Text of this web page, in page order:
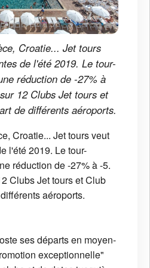
Croatie... Jet tours
de l'été 2019. Le tour-
réduction de -27% à
12 Clubs Jet tours et
de différents aéroports.
Croatie... Jet tours veut
l'été 2019. Le tour-
réduction de -27% à -5.
Clubs Jet tours et Club
aéroports.
ses départs en moyen-
exceptionnelle"